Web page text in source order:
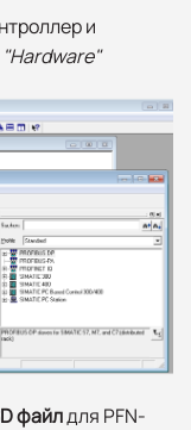
и
"Hardware"
файлдля PFN-